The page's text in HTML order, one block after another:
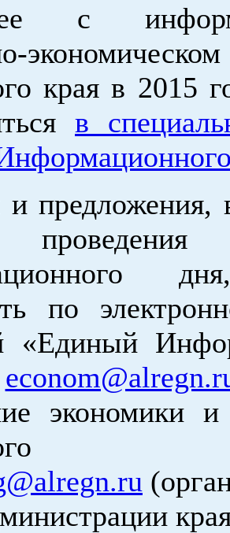
с
края в 2015
в
предложения,
по
«Единый
экономики